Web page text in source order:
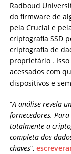
Radboud
do firmware de
pela Crucial e
criptografia SSD
criptografia de
proprietário .
acessados ​​com
dispositivos e
“A análise revela
fornecedores.
totalmente a
completa dos
chaves“,